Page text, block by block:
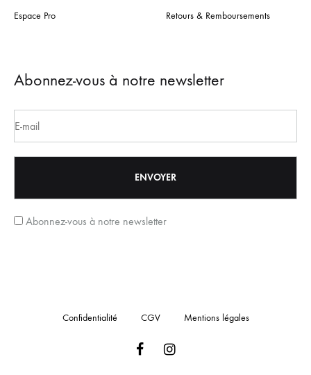
Espace Pro Retours & Remboursements
Abonnez-vous à notre newsletter
Abonnez-vous à notre newsletter
Confidentialité CGV Mentions légales
FacebookInstagram